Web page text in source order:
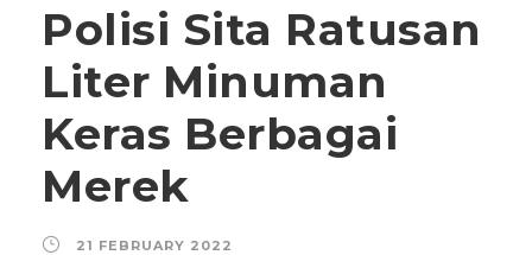
Polisi Sita Ratusan
Liter Minuman
Keras Berbagai
Merek
21 FEBRUARY 2022